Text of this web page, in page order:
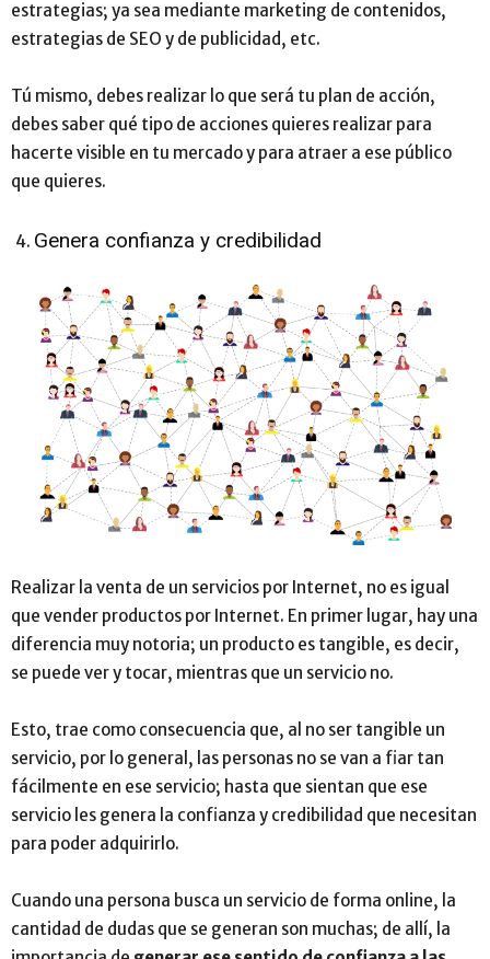
estrategias; ya sea mediante marketing de contenidos,
estrategias de SEO y de publicidad, etc.
Tú mismo, debes realizar lo que será tu plan de acción,
debes saber qué tipo de acciones quieres realizar para
hacerte visible en tu mercado y para atraer a ese público
que quieres.
Genera confianza y credibilidad
Realizar la venta de un servicios por Internet, no es igual
que vender productos por Internet. En primer lugar, hay una
diferencia muy notoria; un producto es tangible, es decir,
se puede ver y tocar, mientras que un servicio no.
Esto, trae como consecuencia que, al no ser tangible un
servicio, por lo general, las personas no se van a fiar tan
fácilmente en ese servicio; hasta que sientan que ese
servicio les genera la confianza y credibilidad que necesitan
para poder adquirirlo.
Cuando una persona busca un servicio de forma online, la
cantidad de dudas que se generan son muchas; de allí, la